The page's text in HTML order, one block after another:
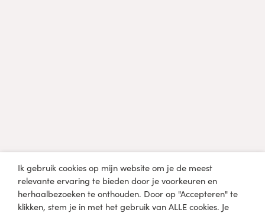
je zelfstandig wijzigingen aanbrengt in je huidige dieet en
levensstijl.
Ik gebruik cookies op mijn website om je de meest
relevante ervaring te bieden door je voorkeuren en
herhaalbezoeken te onthouden. Door op "Accepteren" te
klikken, stem je in met het gebruik van ALLE cookies. Je